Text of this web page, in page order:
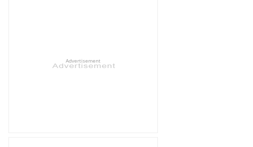
Advertisement